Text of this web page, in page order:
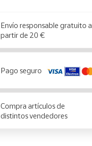
Envío responsable gratuito a
partir de 20 €
Pago seguro
Compra artículos de
distintos vendedores